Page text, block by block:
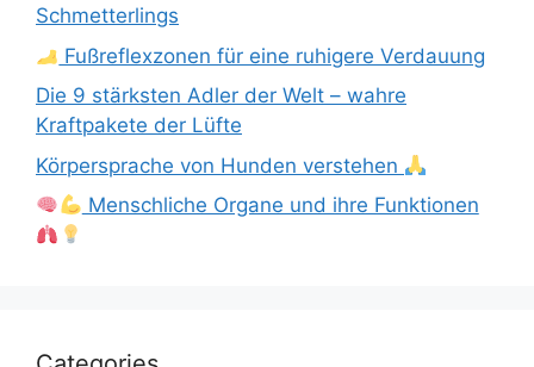
Schmetterlings
Fußreflexzonen für eine ruhigere Verdauung
Die 9 stärksten Adler der Welt – wahre
Kraftpakete der Lüfte
Körpersprache von Hunden verstehen
Menschliche Organe und ihre Funktionen